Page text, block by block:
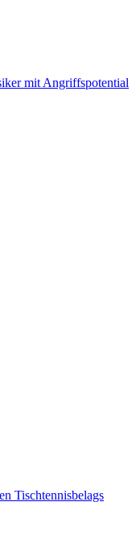
mit Angriffspotential
Tischtennisbelags